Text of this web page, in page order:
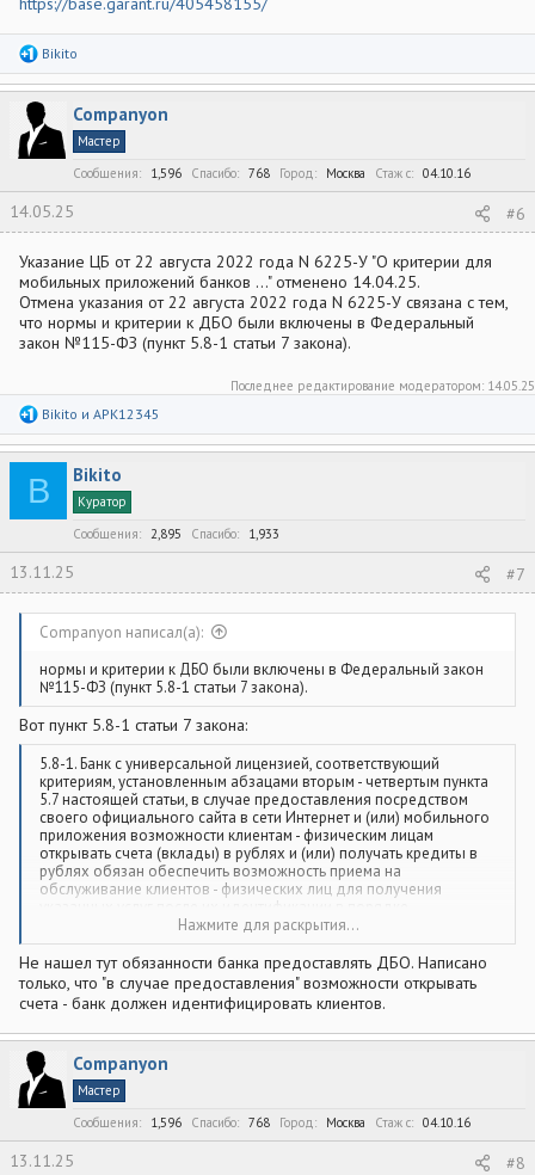
Р
а
к
ц
и
и
Bikito
Companyon
Мастер
Сообщения
1,596 Спасибо 768 Город Москва Стаж c 04.10.16
14.05.25 #6
Указание ЦБ от 22 августа 2022 года N 6225-У "О критерии для
мобильных приложений банков …" отменено 14.04.25.
Отмена указания от 22 августа 2022 года N 6225-У связана с тем,
что нормы и критерии к ДБО были включены в Федеральный
закон №115-ФЗ (пункт 5.8-1 статьи 7 закона).
Последнее редактирование модератором: 14.05.25
Р
а
к
ц
и
Bikito и APK12345
B Bikito
Куратор
Сообщения
2,895 Спасибо 1,933
13.11.25 #7
Companyon написал(а):
нормы и критерии к ДБО были включены в Федеральный закон
№115-ФЗ (пункт 5.8-1 статьи 7 закона).
Вот пункт 5.8-1 статьи 7 закона:
5.8-1. Банк с универсальной лицензией, соответствующий
критериям, установленным абзацами вторым - четвертым пункта
5.7 настоящей статьи, в случае предоставления посредством
своего официального сайта в сети Интернет и (или) мобильного
приложения возможности клиентам - физическим лицам
открывать счета (вклады) в рублях и (или) получать кредиты в
рублях обязан обеспечить возможность приема на
обслуживание клиентов - физических лиц для получения
указанных услуг после их идентификации в порядке,
предусмотренном пунктом 5.8 настоящей статьи. Такую
возможность банк, являющийся кредитной организацией,
определенной в качестве системно значимой Центральным
банком Российской Федерации в соответствии с Федеральным
законом от 10 июля 2002 года N 86-ФЗ "О Центральном банке
Российской Федерации (Банке России)" (далее - системно
значимая кредитная организация), обеспечивает посредством
своего официального сайта в сети Интернет, а также
мобильного приложения, с использованием которых клиентам -
физическим лицам предоставляются услуги, указанные в
настоящем пункте. Банк, не являющийся системно значимой
кредитной организацией, обеспечивает такую возможность
посредством своего официального сайта в сети Интернет и (или)
мобильного приложения, с использованием которых клиентам -
Нажмите для раскрытия...
Не нашел тут обязанности банка предоставлять ДБО. Написано
только, что "в случае предоставления" возможности открывать
счета - банк должен идентифицировать клиентов.
Companyon
Мастер
Сообщения
1,596 Спасибо 768 Город Москва Стаж c 04.10.16
13.11.25 #8